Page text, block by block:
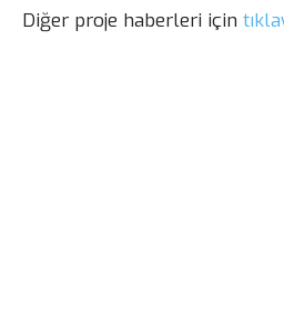
Diğer proje haberleri için